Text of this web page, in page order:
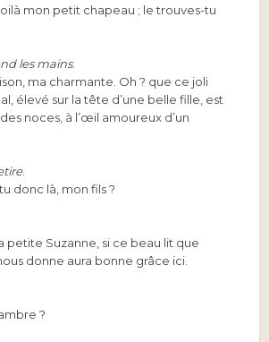
mon petit chapeau ; le trouves-tu
les mains.
ma charmante. Oh ? que ce joli
élevé sur la tête d’une belle fille, est
noces, à l’œil amoureux d’un
.
donc là, mon fils ?
petite Suzanne, si ce beau lit que
donne aura bonne grâce ici.
?